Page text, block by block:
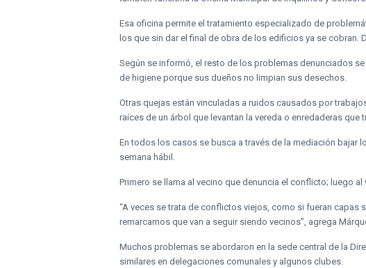
Esa oficina permite el tratamiento especializado de
los que sin dar el final de obra de los edificios ya se
Según se informó, el resto de los problemas denunciados
de higiene porque sus dueños no limpian sus desechos.
Otras quejas están vinculadas a ruidos causados por
raíces de un árbol que levantan la vereda o enredaderas
En todos los casos se busca a través de la mediación bajar
semana hábil.
Primero se llama al vecino que denuncia el conflicto; luego
“A veces se trata de conflictos viejos, como si fueran capas
remarcamos que van a seguir siendo vecinos”, agrega
Muchos problemas se abordaron en la sede central de la
similares en delegaciones comunales y algunos clubes.